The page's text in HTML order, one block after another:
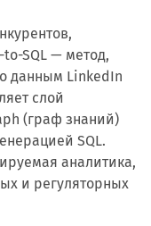
SQL — метод,
данным LinkedIn
слой
(граф знаний)
SQL.
аналитика,
и регуляторных